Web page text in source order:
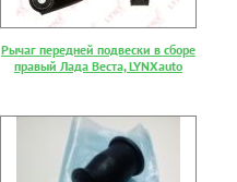
Рычаг передней подвески в сборе
правый Лада Веста, LYNXauto